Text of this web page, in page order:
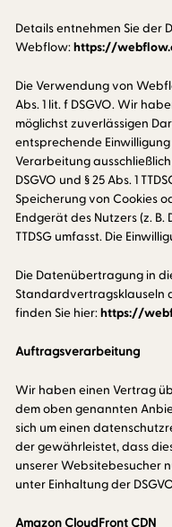
Details entnehmen Sie der
Webflow:https://
Die Verwendung von
Abs. 1 lit. f DSGVO. Wir
möglichst zuverlässigen
entsprechende
Verarbeitung
DSGVO und § 25 Abs. 1
Speicherung von Cookies
Endgerät des Nutzers (z.
TTDSG umfasst. Die
Die Datenübertragung in
Standardvertragsklauseln
finden Sie hier:https://
Auftragsverarbeitung
Wir haben einen Vertrag
dem oben genannten
sich um einen
der gewährleistet, dass
unserer Websitebesucher
unter Einhaltung der
Amazon CloudFront CDN